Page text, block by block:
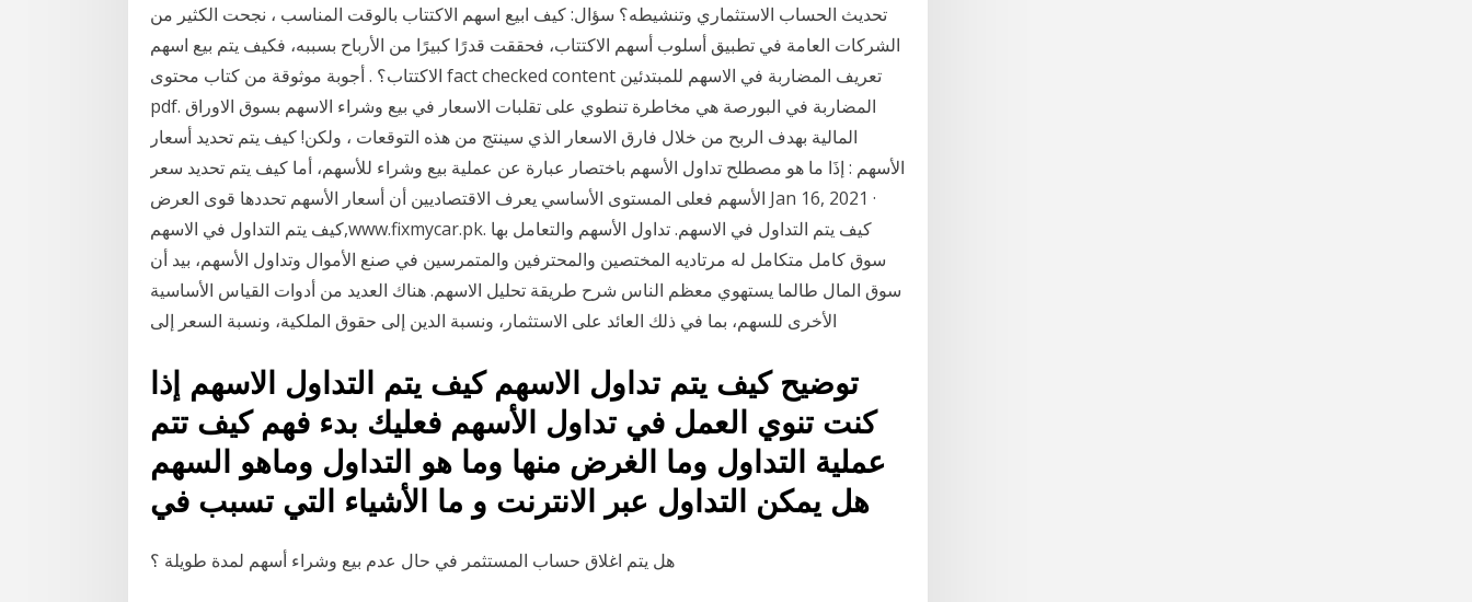
تحديث الحساب الاستثماري وتنشيطه؟ سؤال: كيف ابيع اسهم الاكتتاب بالوقت المناسب ، نجحت الكثير من
الشركات العامة في تطبيق أسلوب أسهم الاكتتاب، فحققت قدرًا كبيرًا من الأرباح بسببه، فكيف يتم بيع اسهم
الاكتتاب؟ . أجوبة موثوقة من كتاب محتوى fact checked content تعريف المضاربة في الاسهم للمبتدئين
pdf. المضاربة في البورصة هي مخاطرة تنطوي على تقلبات الاسعار في بيع وشراء الاسهم بسوق الاوراق
المالية بهدف الربح من خلال فارق الاسعار الذي سينتج من هذه التوقعات ، ولكن! كيف يتم تحديد أسعار
الأسهم : إذَا ما هو مصطلح تداول الأسهم باختصار عبارة عن عملية بيع وشراء للأسهم، أما كيف يتم تحديد سعر
الأسهم فعلى المستوى الأساسي يعرف الاقتصاديين أن أسعار الأسهم تحددها قوى العرض Jan 16, 2021 ·
كيف يتم التداول في الاسهم,www.fixmycar.pk. كيف يتم التداول في الاسهم. تداول الأسهم والتعامل بها
سوق كامل متكامل له مرتاديه المختصين والمحترفين والمتمرسين في صنع الأموال وتداول الأسهم، بيد أن
سوق المال طالما يستهوي معظم الناس شرح طريقة تحليل الاسهم. هناك العديد من أدوات القياس الأساسية
الأخرى للسهم، بما في ذلك العائد على الاستثمار، ونسبة الدين إلى حقوق الملكية، ونسبة السعر إلى
توضيح كيف يتم تداول الاسهم كيف يتم التداول الاسهم إذا
كنت تنوي العمل في تداول الأسهم فعليك بدء فهم كيف تتم
عملية التداول وما الغرض منها وما هو التداول وماهو السهم
هل يمكن التداول عبر الانترنت و ما الأشياء التي تسبب في
هل يتم اغلاق حساب المستثمر في حال عدم بيع وشراء أسهم لمدة طويلة ؟